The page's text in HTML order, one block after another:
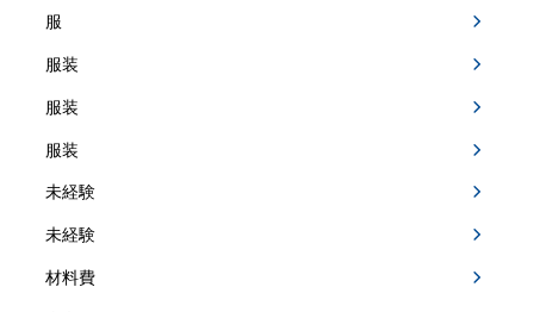
服
服装
服装
服装
未経験
未経験
材料費